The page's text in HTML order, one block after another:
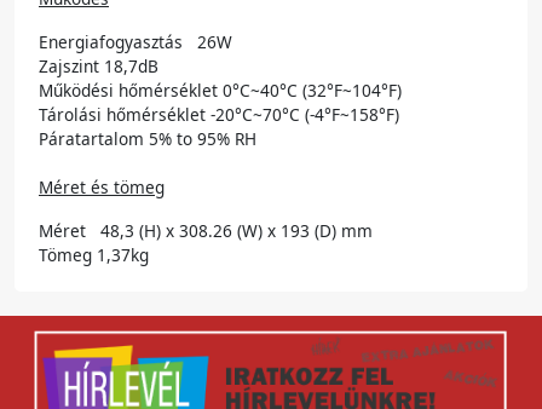
Energiafogyasztás 26W
Zajszint 18,7dB
Működési hőmérséklet 0°C~40°C (32°F~104°F)
Tárolási hőmérséklet -20°C~70°C (-4°F~158°F)
Páratartalom 5% to 95% RH
Méret és tömeg
Méret 48,3 (H) x 308.26 (W) x 193 (D) mm
Tömeg 1,37kg